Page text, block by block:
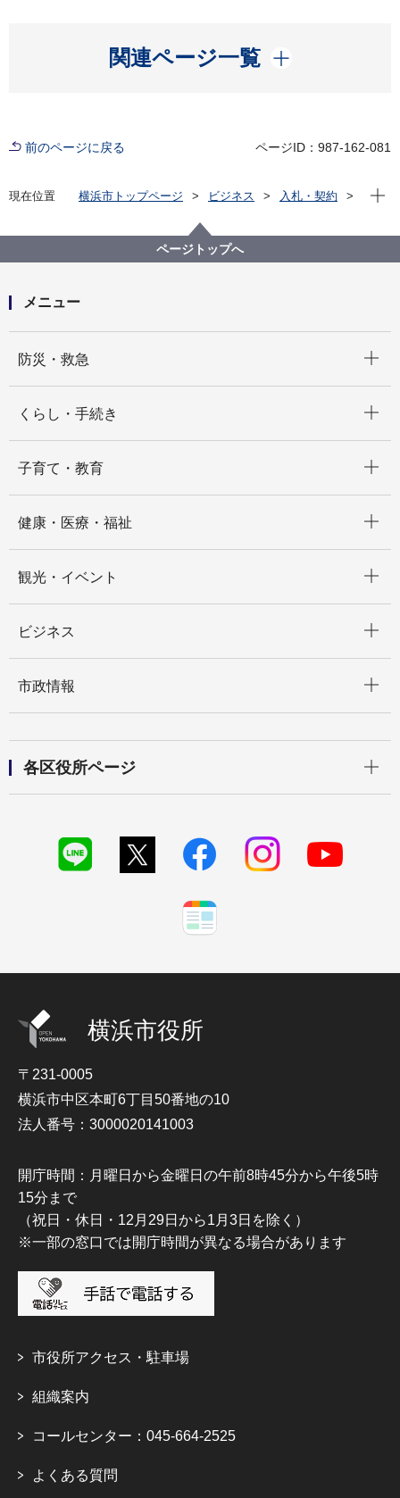
関連ページ一覧
開く
前のページに戻る ページID：987-162-081
現在位置 横浜市トップページ ビジネス
入札・契約
【一般競争入札】 本市施設資源物（古紙）下半期収
集運搬資源化業務委託（第４ブロック）
現在
ページトップへ
メニュー
防災・救急
くらし・手続き
子育て・教育
健康・医療・福祉
観光・イベント
ビジネス
市政情報
各区役所ページ
横浜市役所
〒231-0005
横浜市中区本町6丁目50番地の10
法人番号：3000020141003
開庁時間：月曜日から金曜日の午前8時45分から午後5時
15分まで
（祝日・休日・12月29日から1月3日を除く）
※一部の窓口では開庁時間が異なる場合があります
市役所アクセス・駐車場
組織案内
コールセンター：045-664-2525
よくある質問